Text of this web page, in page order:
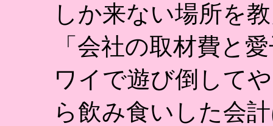
しか来ない場所を
「会社の取材費と
ワイで遊び倒して
ら飲み食いした会